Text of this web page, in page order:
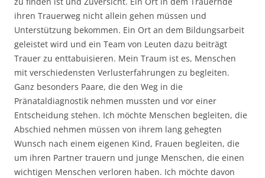
ihren Trauerweg nicht allein gehen müssen und
Unterstützung bekommen. Ein Ort an dem Bildungsarbeit
geleistet wird und ein Team von Leuten dazu beiträgt
Trauer zu enttabuisieren. Mein Traum ist es, Menschen
mit verschiedensten Verlusterfahrungen zu begleiten.
Ganz besonders Paare, die den Weg in die
Pränataldiagnostik nehmen mussten und vor einer
Entscheidung stehen. Ich möchte Menschen begleiten, die
Abschied nehmen müssen von ihrem lang gehegten
Wunsch nach einem eigenen Kind, Frauen begleiten, die
um ihren Partner trauern und junge Menschen, die einen
wichtigen Menschen verloren haben. Ich möchte davon